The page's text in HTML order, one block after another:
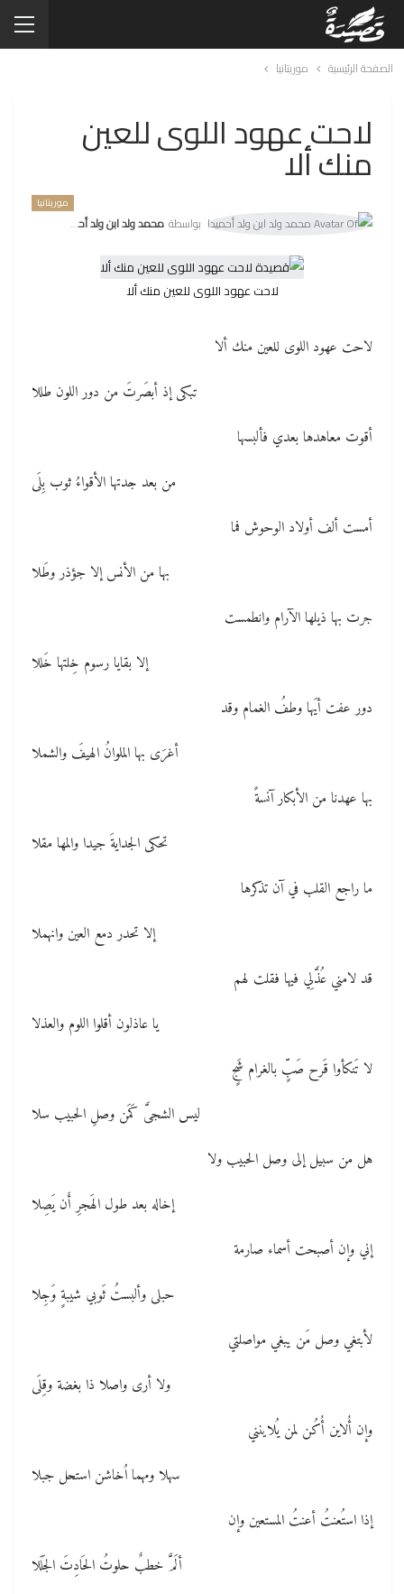
الصفحة الرئيسية موريتانيا
لاحت عهود اللوى للعين
منك ألا
موريتانيا
بواسطة محمد ولد ابن ولد أحميدا
لاحت عهود اللوى للعين منك ألا
لاحت عهود اللوى للعين منك ألا
تبكى إذ أبصَرتَ من دور اللون طللا
أقوت معاهدها بعدي فألبسها
من بعد جدتها الأقواءُ ثوب بِلَى
أمست ألف أولاد الوحوش فما
بها من الأنس إلا جؤذر وطَلا
جرت بها ذيلها الآرام وانطمست
إلا بقايا رسوم خِلتها خَللا
دور عفت أيَها وطفُ الغمام وقد
أغرَى بها الملوانُ الهيفَ والشملا
بها عهدنا من الأبكار آنسةً
تحكى الجدايةَ جيدا والمها مقلا
ما راجع القلب في آن تذكرها
إلا تحدر دمع العين وانهملا
قد لامني عُذَّلِي فيها فقلت لهم
يا عاذلون أقلوا اللوم والعذلا
لا تَنكأوا قَرح صَبٍّ بالغرام شَجٍ
ليس الشجىَّ كَمَن وصلِ الحبيب سلا
هل من سبيل إلى وصل الحبيب ولا
إخاله بعد طول الهَجرِ أَن يَصِلا
إني وإن أصبحت أسماء صارمة
حبلى وألبستُ ثَوبي شيبةٍ وَجِلا
لأبتغي وصل مَن يبغي مواصلتي
ولا أرى واصلا ذا بغضة وقِلَى
وإن أُلاين أُكُن لمن يُلاينني
سهلا ومهما اُخاشن استحل جبلا
إذا استُعنتُ أعنتُ المستعين وإن
ألَمَّ خطبٌ حلوتُ الحَادِتَ الجَلَلا